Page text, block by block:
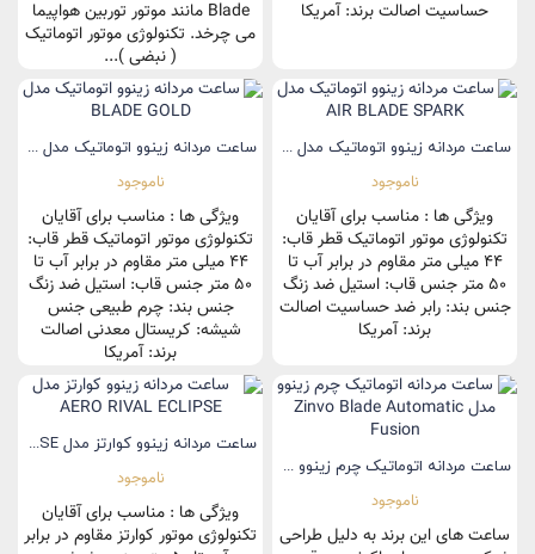
حساسیت اصالت برند: آمریکا
Blade مانند موتور توربین هواپیما
می چرخد. تکنولوژی موتور اتوماتیک
( نبضی )...
ساعت مردانه زینوو اتوماتیک مدل AIR BLADE SPARK
ناموجود
ویژگی ها : مناسب برای آقایان
تکنولوژی موتور اتوماتیک قطر قاب:
44 میلی متر مقاوم در برابر آب تا
50 متر جنس قاب: استیل ضد زنگ
جنس بند: رابر ضد حساسیت اصالت
برند: آمریکا
ساعت مردانه زینوو اتوماتیک مدل BLADE GOLD
ناموجود
ویژگی ها : مناسب برای آقایان
تکنولوژی موتور اتوماتیک قطر قاب:
44 میلی متر مقاوم در برابر آب تا
50 متر جنس قاب: استیل ضد زنگ
جنس بند: چرم طبیعی جنس
شیشه: کریستال معدنی اصالت
برند: آمریکا
ساعت مردانه اتوماتیک چرم زینوو مدل Zinvo Blade Automatic Fusion
ناموجود
ساعت های این برند به دلیل طراحی
ساعت مردانه زینوو کوارتز مدل AERO RIVAL ECLIPSE
ناموجود
ویژگی ها : مناسب برای آقایان
تکنولوژی موتور کوارتز مقاوم در برابر